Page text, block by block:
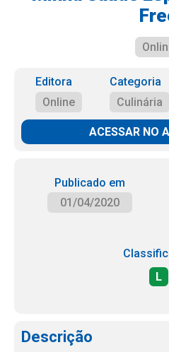
Editora
Online
Categoria
Culinária
ACESSAR NO
Publicado em
01/04/2020
L
Descrição